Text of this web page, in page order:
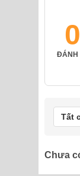
ĐÁNH
Tất
Chưa